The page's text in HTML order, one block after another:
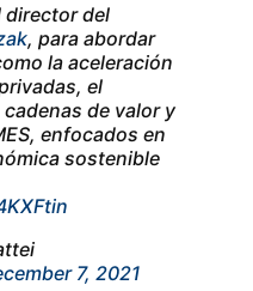
director del
, para abordar
la aceleración
el
de valor y
enfocados en
sostenible
7, 2021